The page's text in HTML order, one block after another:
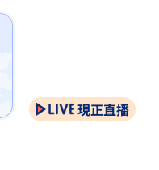
現正直播